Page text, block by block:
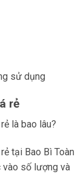
sử dụng
rẻ
là bao lâu?
tại Bao Bì Toàn
vào số lượng và